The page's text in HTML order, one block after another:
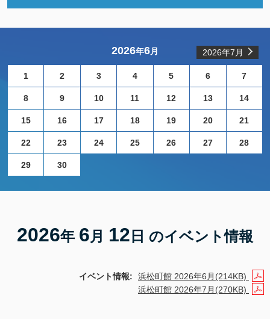
2026年6月 2026年7月
1 2 3 4 5 6 7
8 9 10 11 12 13 14
15 16 17 18 19 20 21
22 23 24 25 26 27 28
29 30
2026年 6月 12 日 のイベント情報
イベント情報:
浜松町館 2026年6月(214KB)
浜松町館 2026年7月(270KB)